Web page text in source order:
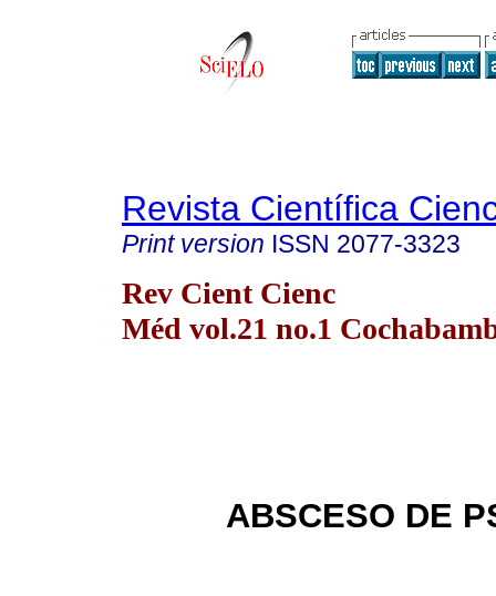
Revista Científica
Print version ISSN 2077-3323
Rev Cient Cienc
Méd vol.21 no.1
ABSCESO DE